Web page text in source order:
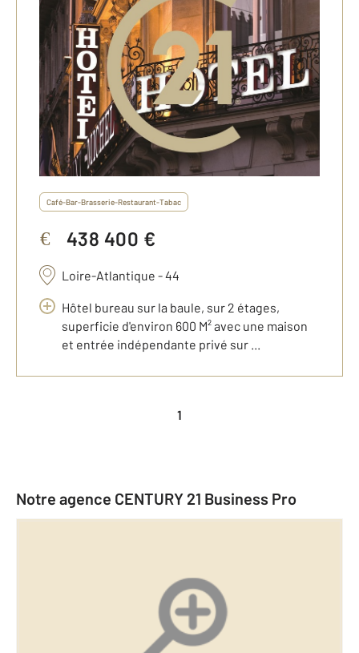
Café-Bar-Brasserie-Restaurant-Tabac
€ 438 400 €
Loire-Atlantique - 44
Hôtel bureau sur la baule, sur 2 étages,
superficie d'environ 600 M² avec une maison
et entrée indépendante privé sur ...
1
Notre agence CENTURY 21 Business Pro